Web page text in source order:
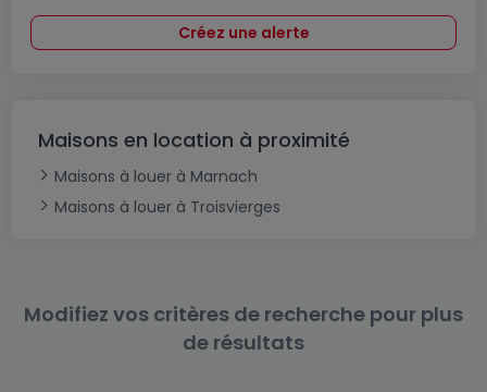
Créez une alerte
Maisons en location à proximité
Maisons à louer à Marnach
Maisons à louer à Troisvierges
Modifiez vos critères de recherche pour plus
de résultats